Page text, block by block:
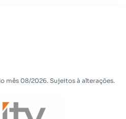
mês 08/2026. Sujeitos à alterações.